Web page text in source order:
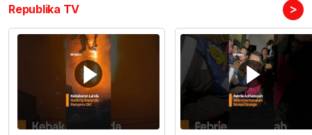
Republika TV >